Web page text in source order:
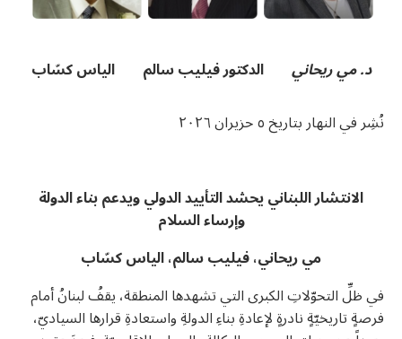
د. مي ريحاني الدكتور فيليب سالم
الياس كسّاب
نُشِر في النهار بتاريخ ٥ حزيران ٢٠٢٦
الانتشاراللبنانييحشد التأييد الدولي ويدعم بناء الدولة
وإرساء السلام
مي ريحاني، فيليب سالم، الياس كسّاب
في ظلِّ التحوّلاتِ الكبرى التي تشهدها المنطقة، يقفُ لبنانُ أمام
فرصةٍ تاريخيّةٍ نادرةٍ لإعادةِ بناءِ الدولةِ واستعادةِ قرارها السياديّ،